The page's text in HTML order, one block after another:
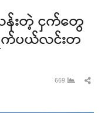
သန်းတဲ့ ငှက်တွေ
က်ပယ်လင်းတ
669